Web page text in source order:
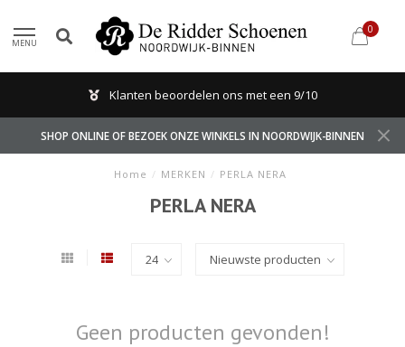
MENU
0
Klanten beoordelen ons met een 9/10
SHOP ONLINE OF BEZOEK ONZE WINKELS IN NOORDWIJK-BINNEN
Home / MERKEN / PERLA NERA
PERLA NERA
Geen producten gevonden!